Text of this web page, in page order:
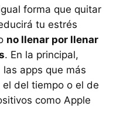
forma que quitar
tu estrés
no llenar por llenar
. En la principal,
apps que más
del tiempo o el de
como Apple